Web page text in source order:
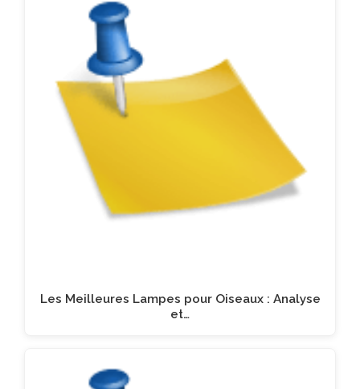
Les Meilleures Lampes pour Oiseaux : Analyse
et…